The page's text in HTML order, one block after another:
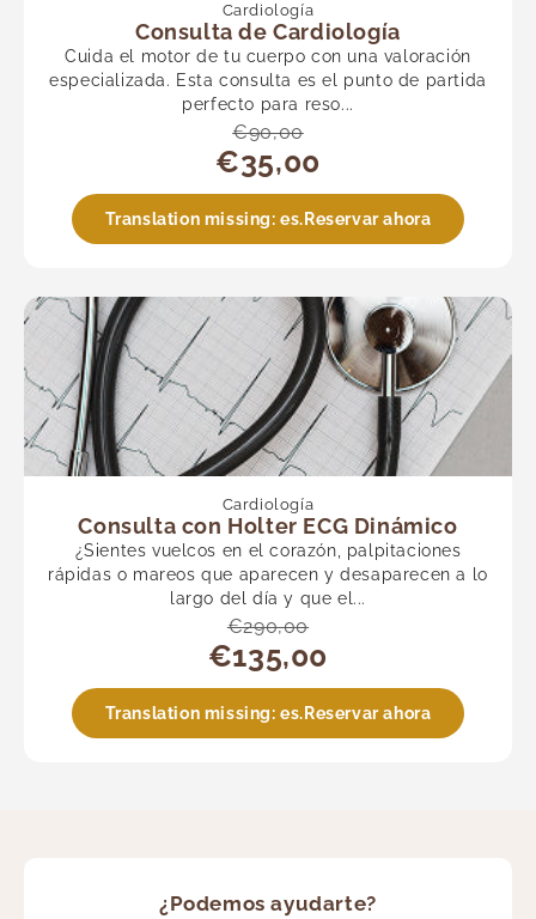
Cardiología
Consulta de Cardiología
Cuida el motor de tu cuerpo con una valoración
especializada. Esta consulta es el punto de partida
perfecto para reso...
€90,00
€35,00
Translation missing: es.Reservar ahora
Cardiología
Consulta con Holter ECG Dinámico
¿Sientes vuelcos en el corazón, palpitaciones
rápidas o mareos que aparecen y desaparecen a lo
largo del día y que el...
€290,00
€135,00
Translation missing: es.Reservar ahora
¿Podemos ayudarte?